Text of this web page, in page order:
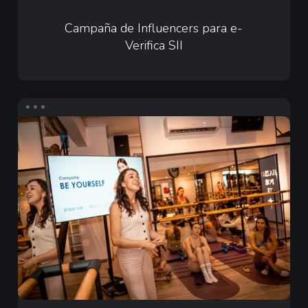
de
Influencers
SII
Campaña de Influencers para e-
Verifica SII
Infuencers
para
Merz
Aesthetics